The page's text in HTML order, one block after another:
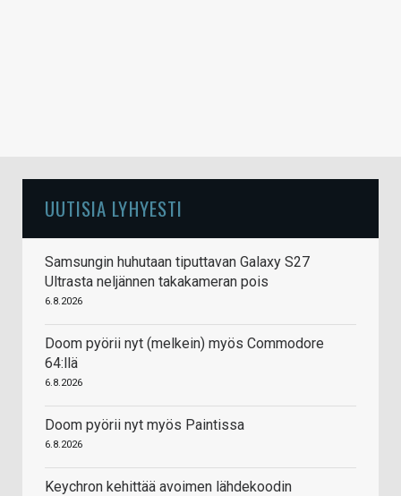
UUTISIA LYHYESTI
Samsungin huhutaan tiputtavan Galaxy S27
Ultrasta neljännen takakameran pois
6.8.2026
Doom pyörii nyt (melkein) myös Commodore
64:llä
6.8.2026
Doom pyörii nyt myös Paintissa
6.8.2026
Keychron kehittää avoimen lähdekoodin